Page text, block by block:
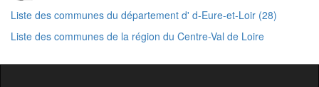
Liste des communes du département d' d-Eure-et-Loir (28)
Liste des communes de la région du Centre-Val de Loire